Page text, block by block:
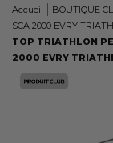
Accueil BOUTIQUE
SCA 2000 EVRY
TOP TRIATHLON
2000 EVRY